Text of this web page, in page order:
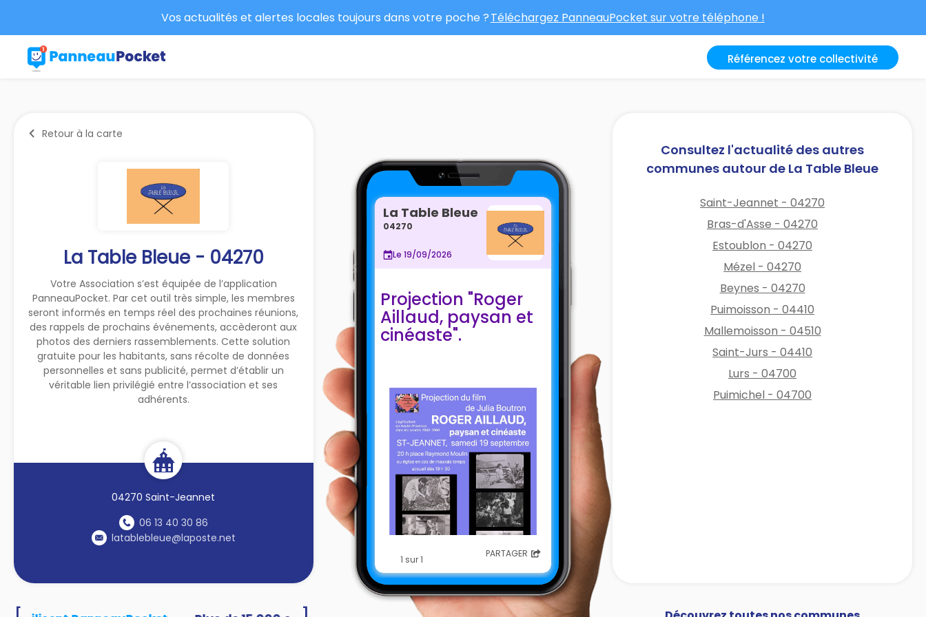
Vos actualités et alertes locales toujours dans votre poche ?Téléchargez PanneauPocket sur votre téléphone !
Référencez votre collectivité
Retour à la carte
La Table Bleue - 04270
Votre Association s’est équipée de l’application
PanneauPocket. Par cet outil très simple, les membres
seront informés en temps réel des prochaines réunions,
des rappels de prochains événements, accèderont aux
photos des derniers rassemblements. Cette solution
gratuite pour les habitants, sans récolte de données
personnelles et sans publicité, permet d’établir un
véritable lien privilégié entre l’association et ses
adhérents.
04270 Saint-Jeannet
06 13 40 30 86
latablebleue@laposte.net
La Table Bleue
04270
Le 19/09/2026
Projection "Roger
Aillaud, paysan et
cinéaste".
1 sur 1 PARTAGER
Consultez l'actualité des autres
communes autour de La Table Bleue
Saint-Jeannet - 04270
Bras-d'Asse - 04270
Estoublon - 04270
Mézel - 04270
Beynes - 04270
Puimoisson - 04410
Mallemoisson - 04510
Saint-Jurs - 04410
Lurs - 04700
Puimichel - 04700